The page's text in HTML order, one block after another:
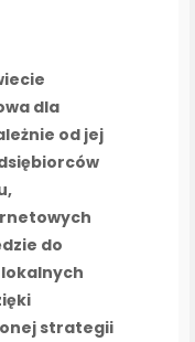
dla
od jej
do
strategii